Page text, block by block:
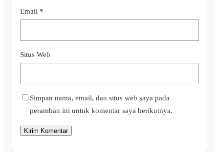
Email *
Situs Web
Simpan nama, email, dan situs web saya pada
peramban ini untuk komentar saya berikutnya.